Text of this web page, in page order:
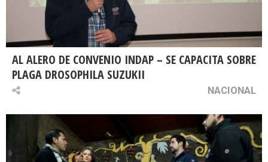
AL ALERO DE CONVENIO INDAP – SE CAPACITA SOBRE
PLAGA DROSOPHILA SUZUKII
NACIONAL